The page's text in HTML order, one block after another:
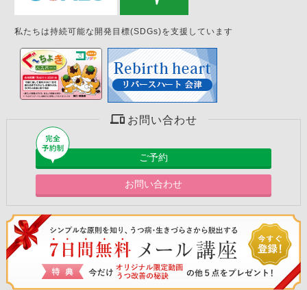
私たちは持続可能な開発目標(SDGs)を支援しています
お問い合わせ
ご予約
お問い合わせ